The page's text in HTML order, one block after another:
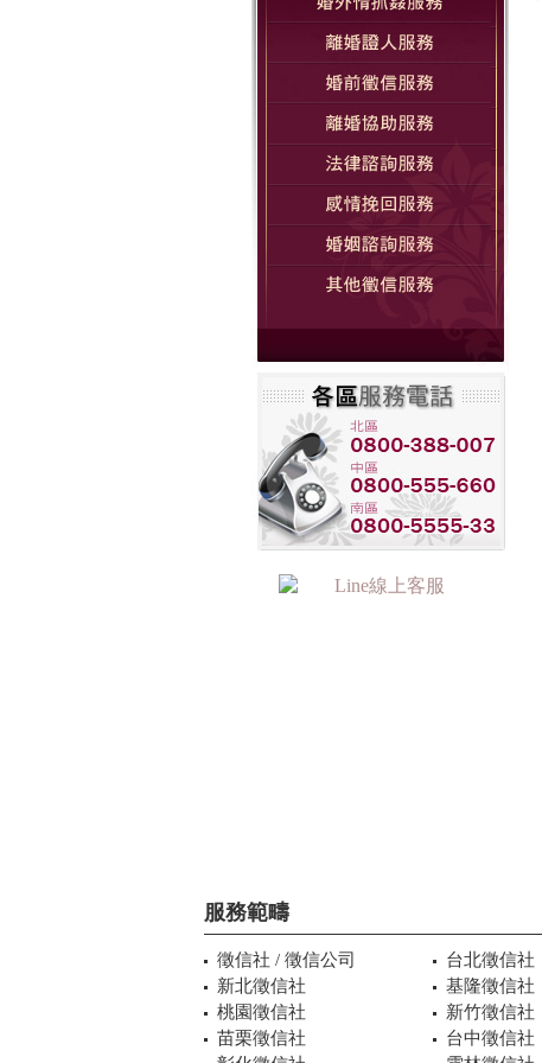
服務範疇
徵信社 / 徵信公司
台北徵信社
新北徵信社
基隆徵信社
桃園徵信社
新竹徵信社
苗栗徵信社
台中徵信社